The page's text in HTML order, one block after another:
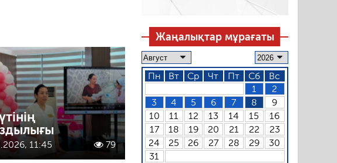
11:45 79
Жаңалықтар мұрағаты
Пн Вт Ср Чт Пт Сб
Вс
1
2
3
4 5 6 7 8
9
10
11 12 13 14 15
16
17
18 19 20 21 22
23
24
25 26 27 28 29
30
31